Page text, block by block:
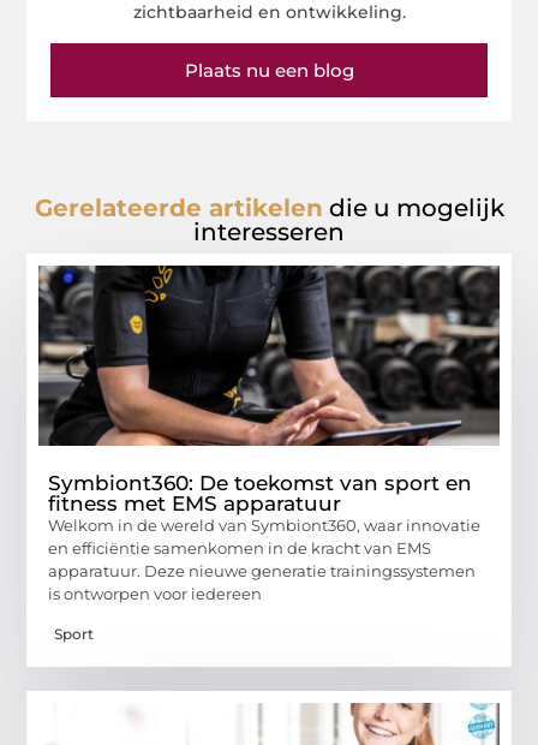
zichtbaarheid en ontwikkeling.
Plaats nu een blog
Gerelateerde artikelen die u mogelijk
interesseren
Symbiont360: De toekomst van sport en
fitness met EMS apparatuur
Welkom in de wereld van Symbiont360, waar innovatie
en efficiëntie samenkomen in de kracht van EMS
apparatuur. Deze nieuwe generatie trainingssystemen
is ontworpen voor iedereen
Sport